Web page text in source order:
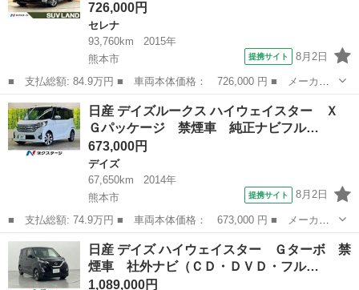
726,000円
セレナ
93,760km
2015年
熊本市
提携サイト 8月2日
■ 支払総額: 84.9万円 ■ 車両本体価格： 726,000 円 ■ メーカー
名： 日産 ■ 車種名： セレナ ■ グレード名： ハイウェイスタ
ー Ｖセレ＋セーフティ ＳＨＶ Ａセフ 純正ナビ 全周囲カメ
ラ フルセグ ...
熊本 熊本市 セレナ
日産 デイズルークス ハイウェイスター Ｘ
Ｇパッケージ 禁煙車 純正ナビフル…
673,000円
デイズ
67,650km
2014年
熊本市
提携サイト 8月2日
■ 支払総額: 74.9万円 ■ 車両本体価格： 673,000 円 ■ メーカー
名： 日産 ■ 車種名： デイズルークス ■ グレード名： ハイウ
ェイスター Ｘ Ｇパッケージ 禁煙車 純正ナビフルセグ アラウ
ンドビューモ...
熊本 熊本市 デイズ
日産 デイズ ハイウェイスター Ｇターボ 禁
煙車 社外ナビ（ＣＤ・ＤＶＤ・フル…
1,089,000円